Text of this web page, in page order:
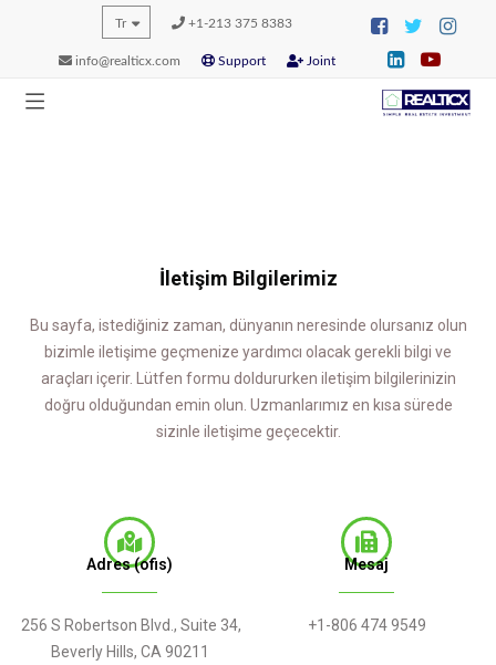
Tr +1-213 375 8383
info@realticx.com Support Joint
İletişim Bilgilerimiz
Bu sayfa, istediğiniz zaman, dünyanın neresinde olursanız olun
bizimle iletişime geçmenize yardımcı olacak gerekli bilgi ve
araçları içerir. Lütfen formu doldururken iletişim bilgilerinizin
doğru olduğundan emin olun. Uzmanlarımız en kısa sürede
sizinle iletişime geçecektir.
Adres (ofis)
256 S Robertson Blvd., Suite 34,
Beverly Hills, CA 90211
Mesaj
+1-806 474 9549